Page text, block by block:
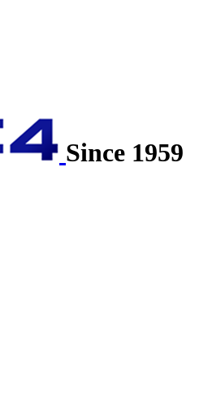
Since 1959